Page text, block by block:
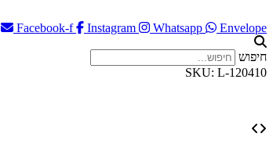
Facebook-f Instagram Whatsapp Envelope
חיפוש
SKU: L-120410